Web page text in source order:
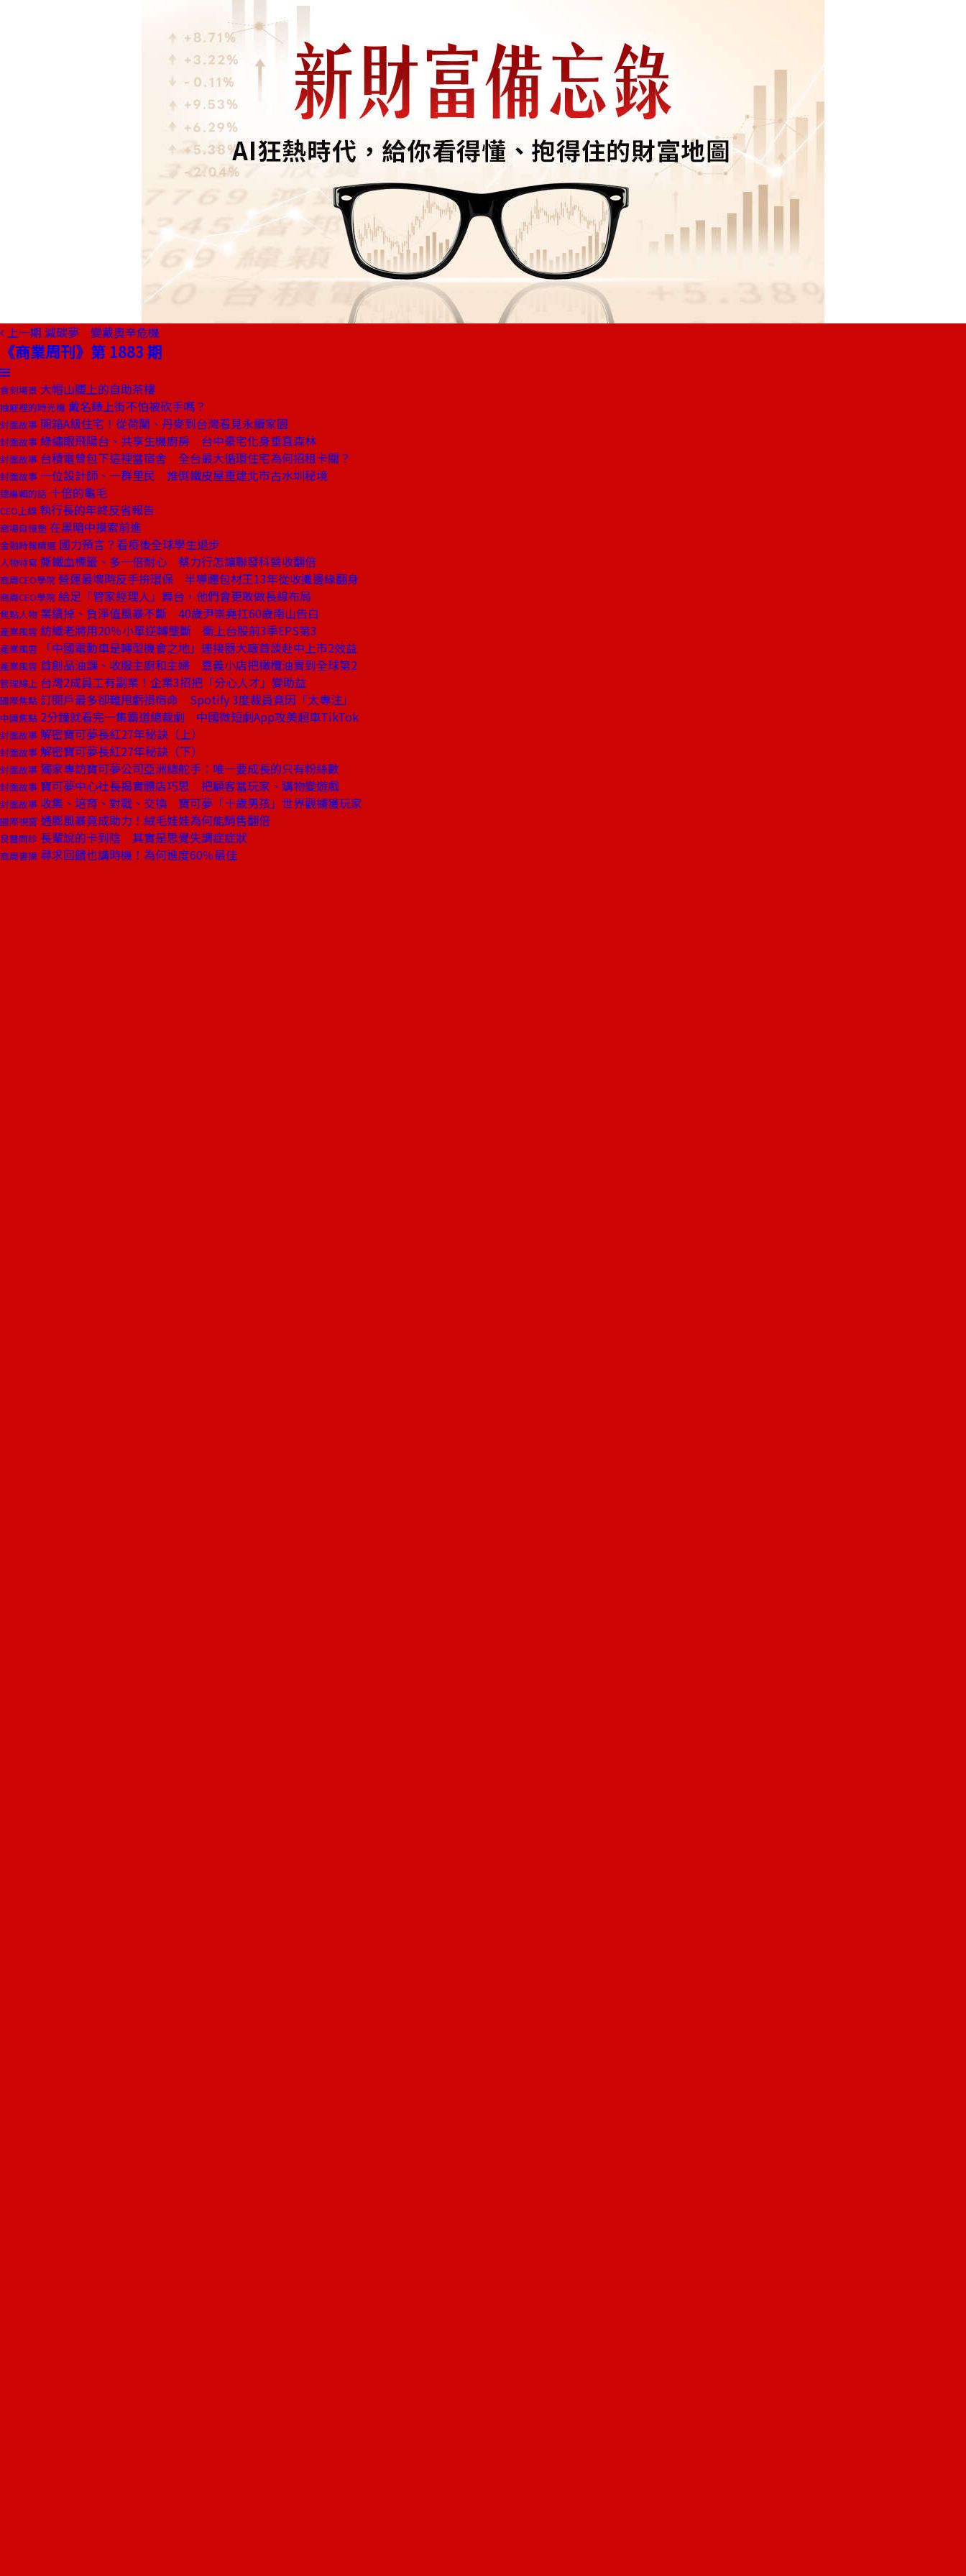
上一期 減碳夢 變戴奧辛危機
《商業周刊》第 1883 期
食刻場景 大帽山腰上的自助茶樓
抽屜裡的時光機 戴名錶上街不怕被砍手嗎？
封面故事 開箱A級住宅！從荷蘭、丹麥到台灣看見永續家園
封面故事 綠繡眼飛陽台、共享生機廚房 台中豪宅化身垂直森林
封面故事 台積電曾包下這裡當宿舍 全台最大循環住宅為何招租卡關？
封面故事 一位設計師、一群里民 推倒鐵皮屋重建北市古水圳秘境
總編輯的話 十倍的龜毛
CEO上線 執行長的年終反省報告
商場自慢塾 在黑暗中摸索前進
金融時報精選 國力預言？看疫後全球學生退步
人物特寫 撕鐵血標籤、多一倍耐心 蔡力行怎讓聯發科營收翻倍
商周CEO學院 營運最壞時反手拚環保 半導體包材王13年從收攤邊緣翻身
商周CEO學院 給足「管家經理人」舞台，他們會更敢做長線布局
焦點人物 業績掉、負淨值風暴不斷 40歲尹崇堯扛60歲南山告白
產業風雲 紡織老將用20％小單逆轉壟斷 衝上台股前3季EPS第3
產業風雲 「中國電動車是轉型機會之地」連接器大廠首談赴中上市2效益
產業風雲 首創品油課、收服主廚和主婦 嘉義小店把橄欖油賣到全球第2
管理線上 台灣2成員工有副業！企業3招把「分心人才」變助益
國際焦點 訂閱戶最多卻難甩虧損宿命 Spotify 3度裁員竟因「太專注」
中國焦點 2分鐘就看完一集霸道總裁劇 中國微短劇App攻美超車TikTok
封面故事 解密寶可夢長紅27年秘訣（上）
封面故事 解密寶可夢長紅27年秘訣（下）
封面故事 獨家專訪寶可夢公司亞洲總舵手：唯一要成長的只有粉絲數
封面故事 寶可夢中心社長揭實體店巧思 把顧客當玩家、購物變遊戲
封面故事 收集、培育、對戰、交換 寶可夢「十歲男孩」世界觀擄獲玩家
國際視窗 通膨風暴竟成助力！絨毛娃娃為何能銷售翻倍
良醫問診 長輩說的卡到陰 其實是思覺失調症症狀
商周書摘 尋求回饋也講時機！為何進度60％最佳